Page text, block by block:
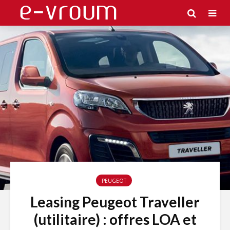
PEUGEOT
Leasing Peugeot Traveller
(utilitaire) : offres LOA et